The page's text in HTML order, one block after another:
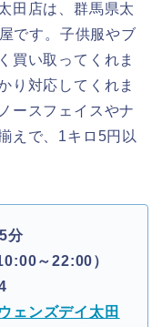
田店は、群馬県太
です。子供服やブ
買い取ってくれま
り対応してくれま
ースフェイスやナ
えで、1キロ5円以
分
～22:00）
ェンズデイ太田